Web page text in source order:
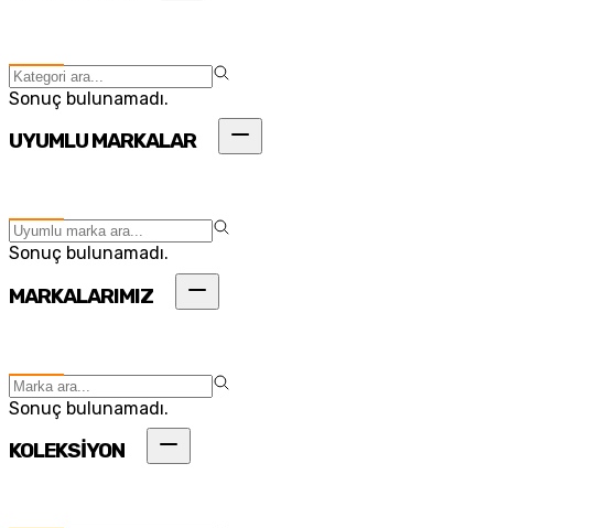
Sonuç bulunamadı.
UYUMLU MARKALAR
Sonuç bulunamadı.
MARKALARIMIZ
Sonuç bulunamadı.
KOLEKSİYON